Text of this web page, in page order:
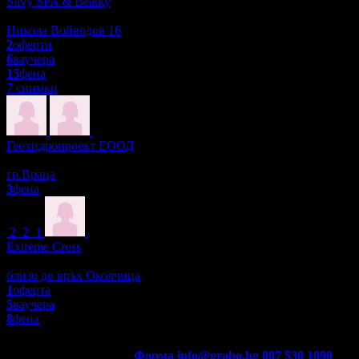
Никола Войводов 16
2оферти
6ваучера
15фена
7 снимки
Геохидропроект ЕООД
гр.Враца
3фена
2 2 1
Extreme Cross
близо до връх Околчица
1оферта
5ваучера
8фена
Форма info@grabo.bg 087 530 1090